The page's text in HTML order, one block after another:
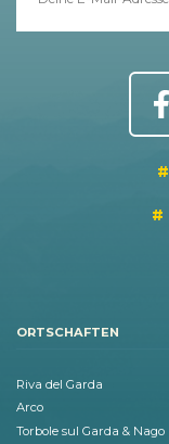
ORTSCHAFTEN
Riva del Garda
Arco
Torbole sul Garda & Nago